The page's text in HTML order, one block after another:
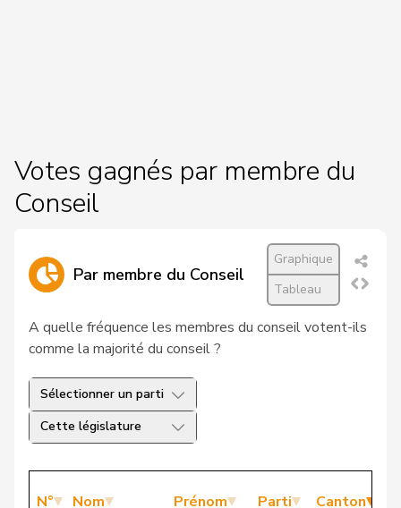
Votes gagnés par membre du
Conseil
Par membre du Conseil
Graphique
Tableau
A quelle fréquence les membres du conseil votent-ils
comme la majorité du conseil ?
Sélectionner un parti
Cette législature
N° Nom Prénom Parti Canton